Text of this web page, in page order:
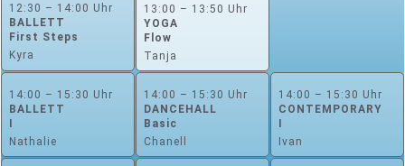
12:30 – 14:00 Uhr
BALLETT
First Steps
Kyra
14:00 – 15:30 Uhr
BALLETT
I
Nathalie
13:00 – 13:50 Uhr
YOGA
Flow
Tanja
14:00 – 15:30 Uhr
DANCEHALL
Basic
Chanell
14:00 – 15:30 Uhr
CONTEMPORARY
I
Ivan